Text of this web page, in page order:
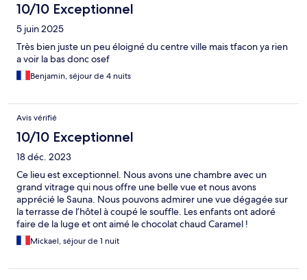
10/10 Exceptionnel
5 juin 2025
Très bien juste un peu éloigné du centre ville mais tfacon ya rien
a voir la bas donc osef
Benjamin, séjour de 4 nuits
Avis vérifié
10/10 Exceptionnel
18 déc. 2023
Ce lieu est exceptionnel. Nous avons une chambre avec un
grand vitrage qui nous offre une belle vue et nous avons
apprécié le Sauna. Nous pouvons admirer une vue dégagée sur
la terrasse de l’hôtel à coupé le souffle. Les enfants ont adoré
faire de la luge et ont aimé le chocolat chaud Caramel !
Mickael, séjour de 1 nuit